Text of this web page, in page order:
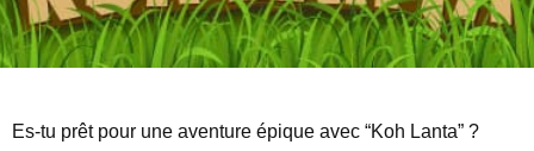
Es-tu prêt pour une aventure épique avec “Koh Lanta” ?